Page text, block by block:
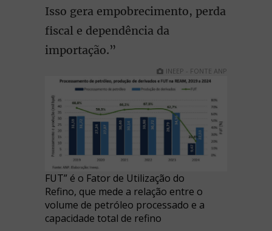
Isso gera empobrecimento, perda
fiscal e dependência da
importação.”
INEEP - FONTE ANP
FUT” é o Fator de Utilização do
Refino, que mede a relação entre o
volume de petróleo processado e a
capacidade total de refino